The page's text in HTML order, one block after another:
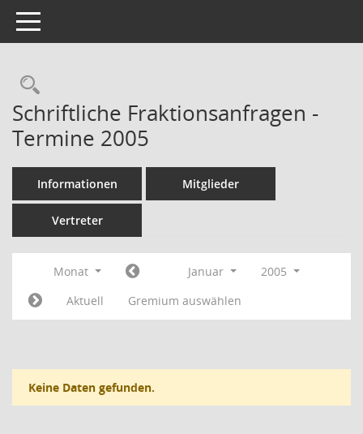
Toggle navigation
Rechercheauswahl
Schriftliche Fraktionsanfragen -
Termine 2005
Informationen Mitglieder
Vertreter
Monat Januar
2005
Aktuell
Gremium auswählen
Keine Daten gefunden.